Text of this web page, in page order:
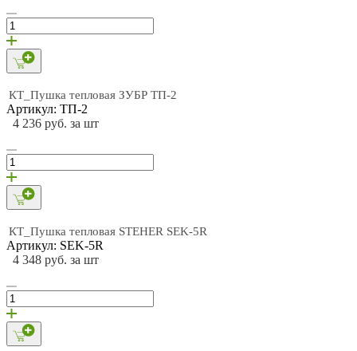
КТ_Пушка тепловая ЗУБР ТП-2
Артикул: ТП-2
4 236 руб. за шт
КТ_Пушка тепловая STEHER SEK-5R
Артикул: SEK-5R
4 348 руб. за шт